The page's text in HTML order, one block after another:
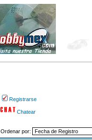
Registrarse
Chatear
Ordenar por: